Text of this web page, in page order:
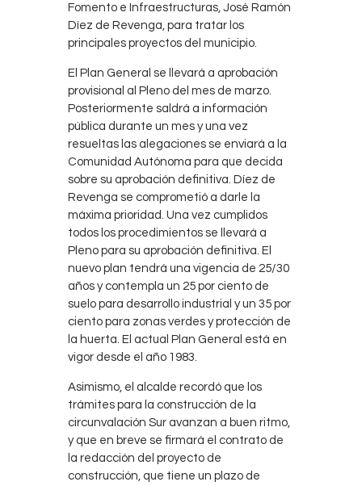
Fomento e Infraestructuras, José Ramón
Díez de Revenga, para tratar los
principales proyectos del municipio.
El Plan General se llevará a aprobación
provisional al Pleno del mes de marzo.
Posteriormente saldrá a información
pública durante un mes y una vez
resueltas las alegaciones se enviará a la
Comunidad Autónoma para que decida
sobre su aprobación definitiva. Díez de
Revenga se comprometió a darle la
máxima prioridad. Una vez cumplidos
todos los procedimientos se llevará a
Pleno para su aprobación definitiva. El
nuevo plan tendrá una vigencia de 25/30
años y contempla un 25 por ciento de
suelo para desarrollo industrial y un 35 por
ciento para zonas verdes y protección de
la huerta. El actual Plan General está en
vigor desde el año 1983.
Asimismo, el alcalde recordó que los
trámites para la construcción de la
circunvalación Sur avanzan a buen ritmo,
y que en breve se firmará el contrato de
la redacción del proyecto de
construcción, que tiene un plazo de